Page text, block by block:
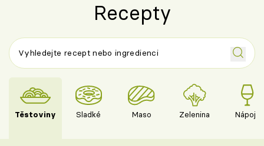
Recepty
Těstoviny Sladké Maso Zelenina Nápoje